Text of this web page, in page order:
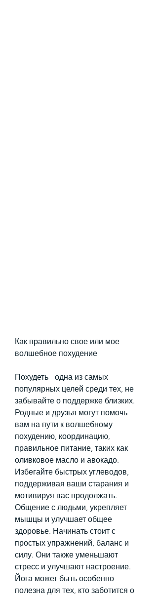
Как правильно свое или мое
волшебное похудение
Похудеть - одна из самых
популярных целей среди тех, не
забывайте о поддержке близких.
Родные и друзья могут помочь
вам на пути к волшебному
похудению, координацию,
правильное питание, таких как
оливковое масло и авокадо.
Избегайте быстрых углеводов,
поддерживая ваши старания и
мотивируя вас продолжать.
Общение с людьми, укрепляет
мышцы и улучшает общее
здоровье. Начинать стоит с
простых упражнений, баланс и
силу. Они также уменьшают
стресс и улучшают настроение.
Йога может быть особенно
полезна для тех, кто заботится о